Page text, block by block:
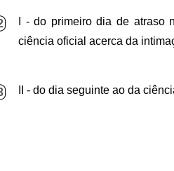
I -do primeiro dia de atraso
ciência oficial acerca da
II - do dia seguinte ao da